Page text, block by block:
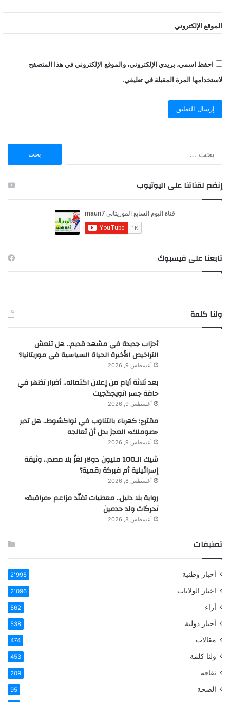
الموقع الإلكتروني
احفظ اسمي، بريدي الإلكتروني، والموقع الإلكتروني في هذا المتصفح
لاستخدامها المرة المقبلة في تعليقي.
ن
:
إنضم لقناتنا على اليوتيوب
تابعنا على فيسبوك
ولنا كلمة
أحزاب جديدة في مشهد قديم.. هل تنعش
التراخيص الأخيرة الحياة السياسية في موريتانيا؟
أغسطس 9, 2026
بعد ثلاثة أيام من إعلان اكتماله.. أضرار تظهر في
حافة جسر اتويجگجيت
أغسطس 9, 2026
مقترح: كهرباء بالتناوب في نواكشوط.. هل تدير
«صوملك» العجز بدل أن تعالجه
أغسطس 9, 2026
شيك الـ100 مليون دولار لغزٌ بلا مصدر.. وثيقة
إسرائيلية أم فبركة رقمية؟
أغسطس 8, 2026
رواية بلا دليل.. معطيات تفنّد مزاعم «مراقبة»
تحركات ولد حدمين
أغسطس 8, 2026
تصنيفات
أخبار وطنية 2٬995
اخبار الولايات 2٬096
آراء 562
أخبار دولية 538
مقالات 474
ولنا كلمة 453
ثقافة 209
الصحة 95